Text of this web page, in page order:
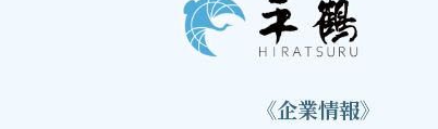
《企業情報》